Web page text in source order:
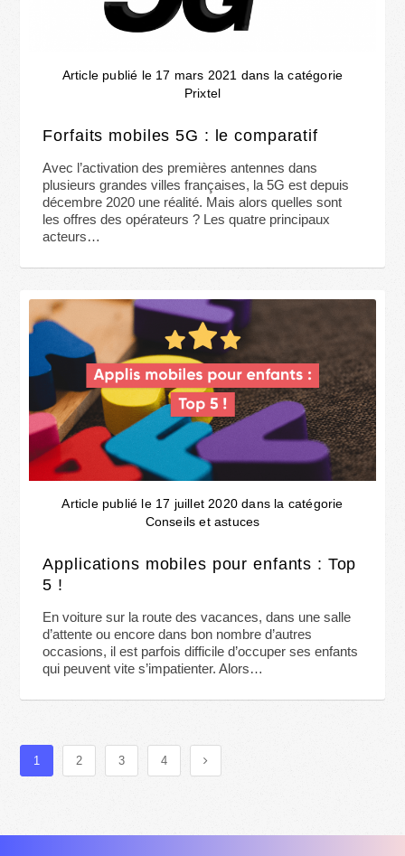
Article publié le 17 mars 2021 dans la catégorie
Prixtel
Forfaits mobiles 5G : le comparatif
Avec l’activation des premières antennes dans
plusieurs grandes villes françaises, la 5G est depuis
décembre 2020 une réalité. Mais alors quelles sont
les offres des opérateurs ? Les quatre principaux
acteurs…
Article publié le 17 juillet 2020 dans la catégorie
Conseils et astuces
Applications mobiles pour enfants : Top
5 !
En voiture sur la route des vacances, dans une salle
d’attente ou encore dans bon nombre d’autres
occasions, il est parfois difficile d’occuper ses enfants
qui peuvent vite s’impatienter. Alors…
1 2 3 4